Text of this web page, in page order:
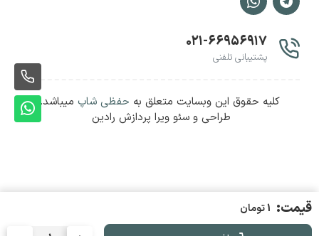
قیمت: 1 تومان
۰۲۱-۶۶۹۵۶۹۱۷
پشتیبانی تلفنی
کلیه حقوق این وبسایت متعلق به حفظی شاپ میباشد.
طراحی و سئو ویرا پردازش رادین